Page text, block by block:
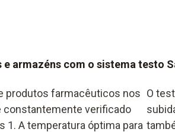
armazéns com o sistema testo
produtos farmacêuticos nos
constantemente verificado
A temperatura óptima para
O